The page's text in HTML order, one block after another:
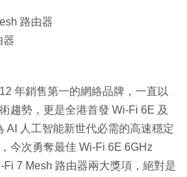
路由器
器
年銷售第一的網絡品牌，一直以
趨勢，更是全港首發 Wi-Fi 6E 及
AI 人工智能新世代必需的高速穩定
今次勇奪最佳 Wi-Fi 6E 6GHz
Fi 7 Mesh 路由器兩大獎項，絕對是